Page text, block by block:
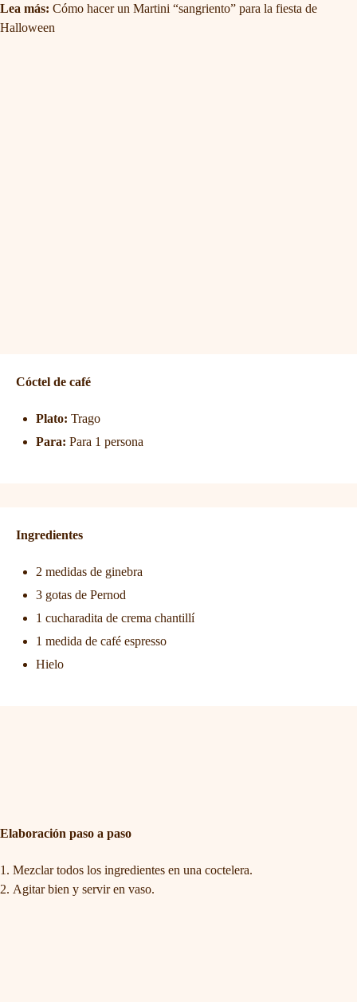
Lea más: Cómo hacer un Martini “sangriento” para la fiesta de
Halloween
Cóctel de café
Plato: Trago
Para: Para 1 persona
Ingredientes
2 medidas de ginebra
3 gotas de Pernod
1 cucharadita de crema chantillí
1 medida de café espresso
Hielo
Elaboración paso a paso
Mezclar todos los ingredientes en una coctelera.
Agitar bien y servir en vaso.